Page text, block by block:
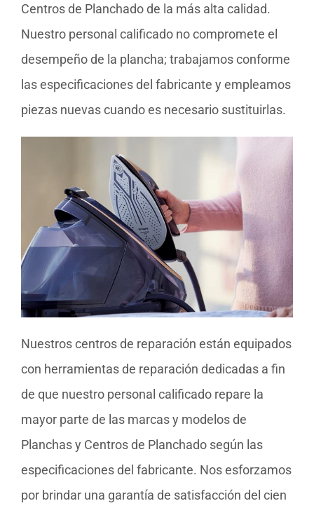
Centros de Planchado de la más alta calidad.
Nuestro personal calificado no compromete el
desempeño de la plancha; trabajamos conforme
las especificaciones del fabricante y empleamos
piezas nuevas cuando es necesario sustituirlas.
Nuestros centros de reparación están equipados
con herramientas de reparación dedicadas a fin
de que nuestro personal calificado repare la
mayor parte de las marcas y modelos de
Planchas y Centros de Planchado según las
especificaciones del fabricante. Nos esforzamos
por brindar una garantía de satisfacción del cien